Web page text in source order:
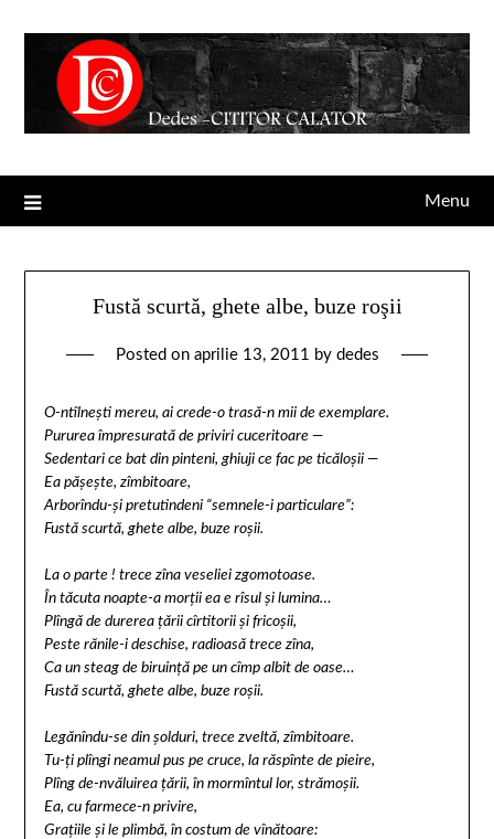
Menu
Fustă scurtă, ghete albe, buze roşii
Posted on aprilie 13, 2011 by dedes
O-ntîlneşti mereu, ai crede-o trasă-n mii de exemplare.
Pururea împresurată de priviri cuceritoare —
Sedentari ce bat din pinteni, ghiuji ce fac pe ticăloşii —
Ea păşeşte, zîmbitoare,
Arborîndu-şi pretutindeni “semnele-i particulare”:
Fustă scurtă, ghete albe, buze roşii.
La o parte ! trece zîna veseliei zgomotoase.
În tăcuta noapte-a morţii ea e rîsul şi lumina…
Plîngă de durerea ţării cîrtitorii şi fricoşii,
Peste rănile-i deschise, radioasă trece zîna,
Ca un steag de biruinţă pe un cîmp albit de oase…
Fustă scurtă, ghete albe, buze roşii.
Legănîndu-se din şolduri, trece zveltă, zîmbitoare.
Tu-ţi plîngi neamul pus pe cruce, la răspînte de pieire,
Plîng de-nvăluirea ţării, în mormîntul lor, strămoşii.
Ea, cu farmece-n privire,
Graţiile şi le plimbă, în costum de vînătoare: